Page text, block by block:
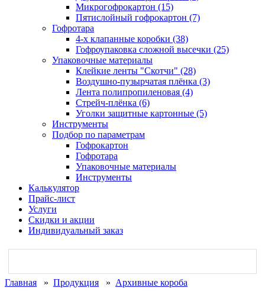
Микрогофрокартон (15)
Пятислойный гофрокартон (7)
Гофротара
4-х клапанные коробки (38)
Гофроупаковка сложной высечки (25)
Упаковочные материалы
Клейкие ленты "Скотчи" (28)
Воздушно-пузырчатая плёнка (3)
Лента полипропиленовая (4)
Стрейч-плёнка (6)
Уголки защитные картонные (5)
Инструменты
Подбор по параметрам
Гофрокартон
Гофротара
Упаковочные материалы
Инструменты
Калькулятор
Прайс-лист
Услуги
Скидки и акции
Индивидуальный заказ
Главная » Продукция » Архивные короба